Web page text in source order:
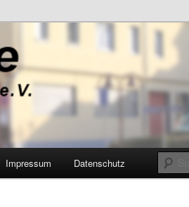
Delkenheim
Impressum Datenschutz